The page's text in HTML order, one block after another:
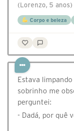
(Lorenzo, 5 anos)
Corpo e beleza
Estava
sobrinho me
perguntei:
- Dadá, por quê